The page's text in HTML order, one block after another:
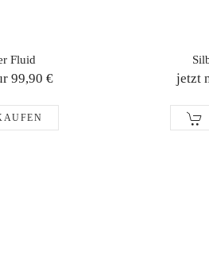
Fluid
99,90 € jetzt